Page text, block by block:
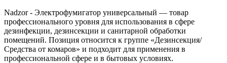
Nadzor - Электрофумигатор универсальный — товар
профессионального уровня для использования в сфере
дезинфекции, дезинсекции и санитарной обработки
помещений. Позиция относится к группе «Дезинсекция/
Средства от комаров» и подходит для применения в
профессиональной сфере и в бытовых условиях.